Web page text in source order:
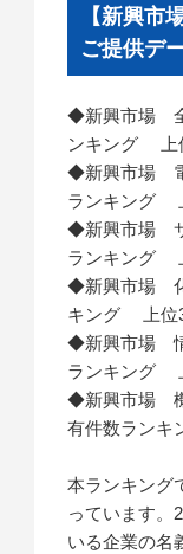
【新興市
ご提供デ
◆新興市場
ンキング 上
◆新興市場
ランキング
◆新興市場
ランキング
◆新興市場
キング 上位
◆新興市場
ランキング
◆新興市場
有件数ラン
本ランキング
っています。
いる企業の名